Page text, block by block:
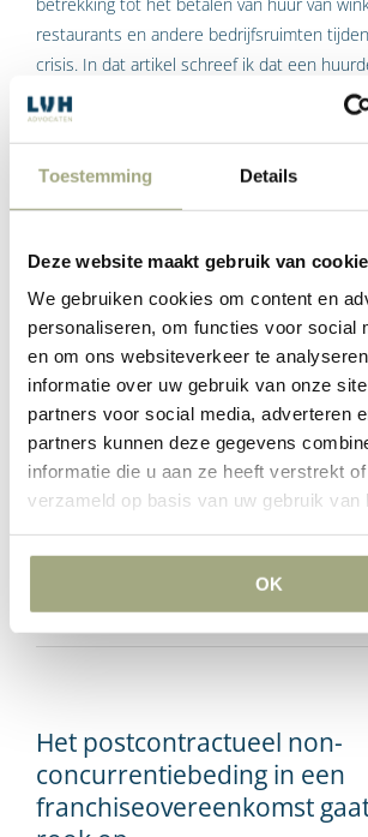
Toestemming Details
Deze website maakt gebruik van
We gebruiken cookies om content en
personaliseren, om functies voor social
en om ons websiteverkeer te
informatie over uw gebruik van onze
partners voor social media, adverteren
partners kunnen deze gegevens
informatie die u aan ze heeft verstrekt
verzameld op basis van uw gebruik van
OK
betrekking tot het betalen van huur van
restaurants en andere bedrijfsruimten
crisis. In dat artikel schreef ik dat een
maken op huurprijsvermindering voor de
sprake is van een gebrek of een
Label:Yvonne Hilderink
Steunakkoord 2.0 voor
verhuurders in de
In navolging van het in april 2020 bereikte
vastgoed- en retailsector over
winkeliers vanwege de gevolgen van de
een steunakkoord 2.0.
Het postcontractueel non-
concurrentiebeding in een
franchiseovereenkomst